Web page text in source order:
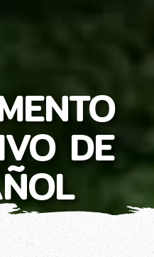
DE